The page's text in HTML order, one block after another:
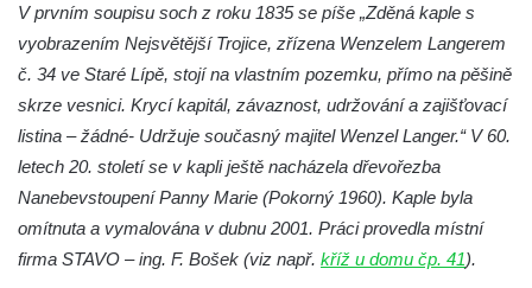
náměstí J. V. Kamarýta ve Velešíně
Kaple na hřbitově ve Velešíně
Márnice na hřbitově ve Velešíně
Kostel svatého Václava ve Velešíně
Poutní areál Římov
Kostel svatého Ducha v poutním areálu
Římov
Křížová cesta Římov – XXV. kaple – Boží
V prvním soupisu soch z roku 1835 se píše „Zděná kaple s
vyobrazením Nejsvětější Trojice, zřízena Wenzelem Langerem
č. 34 ve Staré Lípě, stojí na vlastním pozemku, přímo na pěšině
skrze vesnici. Krycí kapitál, závaznost, udržování a zajišťovací
listina – žádné- Udržuje současný majitel Wenzel Langer.“ V 60.
letech 20. století se v kapli ještě nacházela dřevořezba
Nanebevstoupení Panny Marie (Pokorný 1960). Kaple byla
omítnuta a vymalována v dubnu 2001. Práci provedla místní
firma STAVO – ing. F. Bošek (viz např. kříž u domu čp. 41).